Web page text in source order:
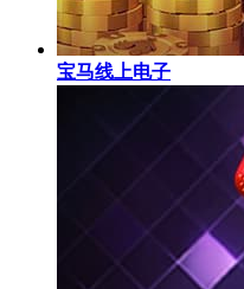
宝马线上电子